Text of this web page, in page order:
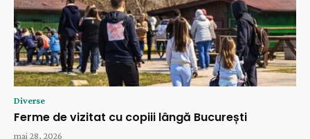
Diverse
Ferme de vizitat cu copiii lângă București
mai 28, 2026